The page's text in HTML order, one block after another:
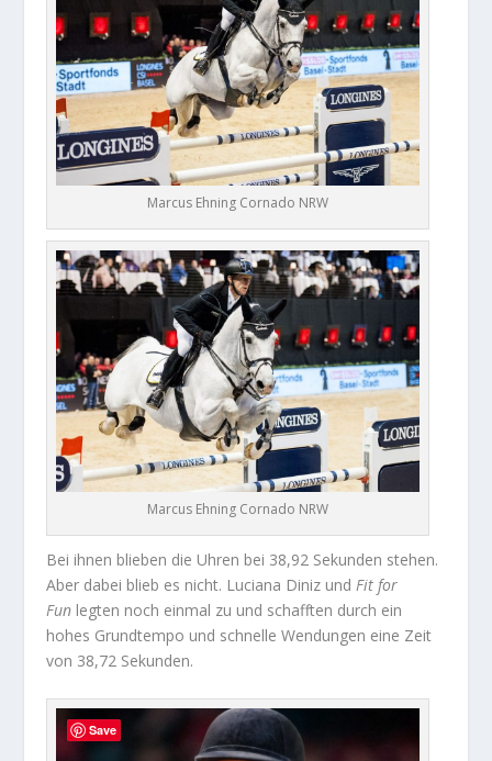
Marcus Ehning Cornado NRW
Marcus Ehning Cornado NRW
Bei ihnen blieben die Uhren bei 38,92 Sekunden stehen.
Aber dabei blieb es nicht. Luciana Diniz undFit for
Fun legten noch einmal zu und schafften durch ein
hohes Grundtempo und schnelle Wendungen eine Zeit
von 38,72 Sekunden.
Save